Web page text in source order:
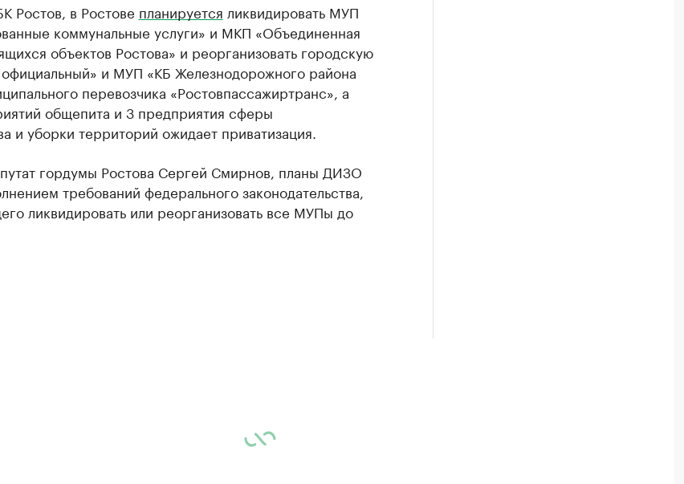
Ростов, в Ростове планируется ликвидировать МУП
коммунальные услуги» и МКП «Объединенная
объектов Ростова» и реорганизовать городскую
официальный» и МУП «КБ Железнодорожного района
перевозчика «Ростовпассажиртранс», а
общепита и 3 предприятия сферы
и уборки территорий ожидает приватизация.
гордумы Ростова Сергей Смирнов, планы ДИЗО
требований федерального законодательства,
ликвидировать или реорганизовать все МУПы до